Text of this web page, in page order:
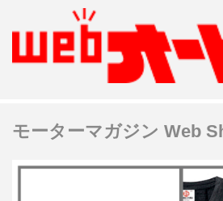
モーターマガジン Web